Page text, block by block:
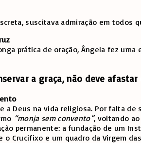
suscitava admiração em todos
prática de oração, Ângela fez
a graça, não deve
a Deus na vida religiosa. Por falta
“monja sem convento”, voltando
permanente: a fundação de um
Crucifixo e um quadro da Virgem